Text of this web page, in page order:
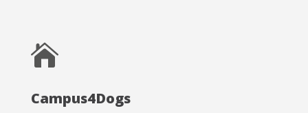

Campus4Dogs